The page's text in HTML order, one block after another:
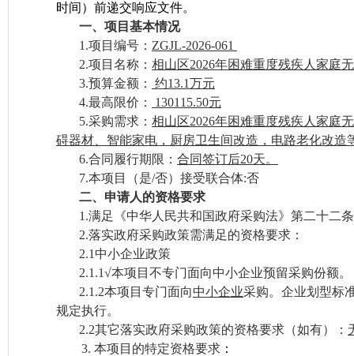
时间）前递交响应文件。
一、项目基本情况
1.项目编号： ZGJL-2026-061
2.项目名称： 相山区2026年困难重度残疾人家庭
3.预算金额：
约13.1万元
4.最高限价：
130115.50元
5.采购需求：相山区2026年困难重度残疾人家庭
碍器材、智能家电，厨房卫生间改造，电路老化改造
6.合同履行期限： 合同签订后20天。
7.本项目（是/否）接受联合体:否
二、 申请人的资格要求
1.满足《中华人民共和国政府采购法》第二十二
2.落实政府采购政策需满足的资格要求：
2.1中小企业政策
2.1.1√本项目不专门面向中小企业预留采购份额。
2.1.2本项目专门面向中小企业采购。企业划型标
规定执行。
2.2其它落实政府采购政策的资格要求（如有）：
3. 本项目的特定资格要求 ：